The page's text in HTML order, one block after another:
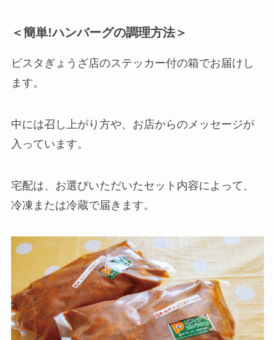
＜簡単!ハンバーグの調理方法＞
ピスタぎょうざ店のステッカー付の箱でお届けし
ます。
中には召し上がり方や、お店からのメッセージが
入っています。
宅配は、お選びいただいたセット内容によって、
冷凍または冷蔵で届きます。